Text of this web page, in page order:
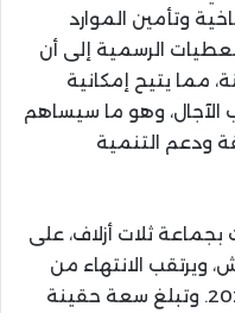
وتأمين الموارد
الرسمية إلى أن
مما يتيح إمكانية
الآجال، وهو ما سيساهم
ودعم التنمية
ثلات أزلاف، على
ويرتقب الانتهاء من
إنجازه خلال شهر دجنبر من سنة 2025. وتبلغ سعة حقينة